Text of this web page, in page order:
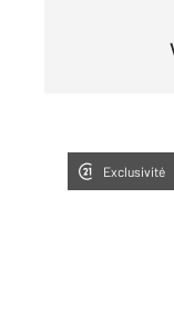
Exclusivité